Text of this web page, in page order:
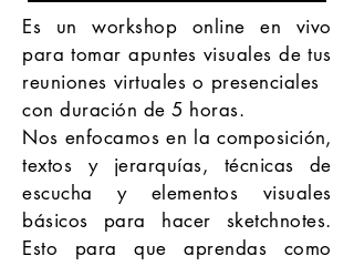
Es un workshop online en vivo
para tomar apuntes visuales de tus
reuniones virtuales o presenciales
con duración de 5 horas.
Nos enfocamos en lacomposición,
textos y jerarquías, técnicas de
escucha y elementos visuales
básicos para hacer sketchnotes.
Esto para que aprendas como